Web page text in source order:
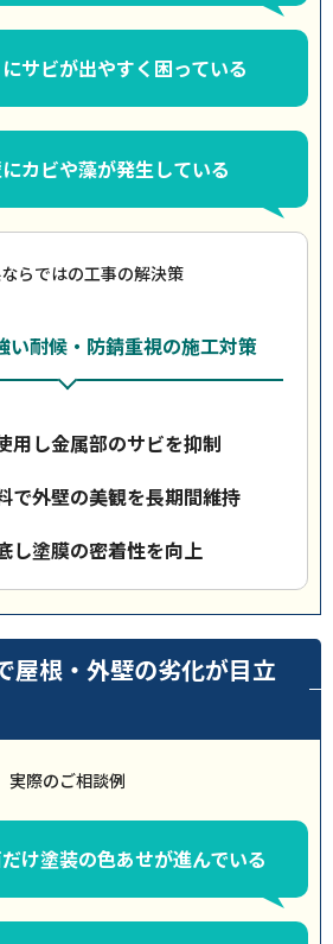
サビが出やすく困っている
カビや藻が発生している
らではの工事の解決策
い耐候・防錆重視の施工対策
用し金属部のサビを抑制
で外壁の美観を長期間維持
し塗膜の密着性を向上
屋根・外壁の劣化が目立
実際のご相談例
け塗装の色あせが進んでいる